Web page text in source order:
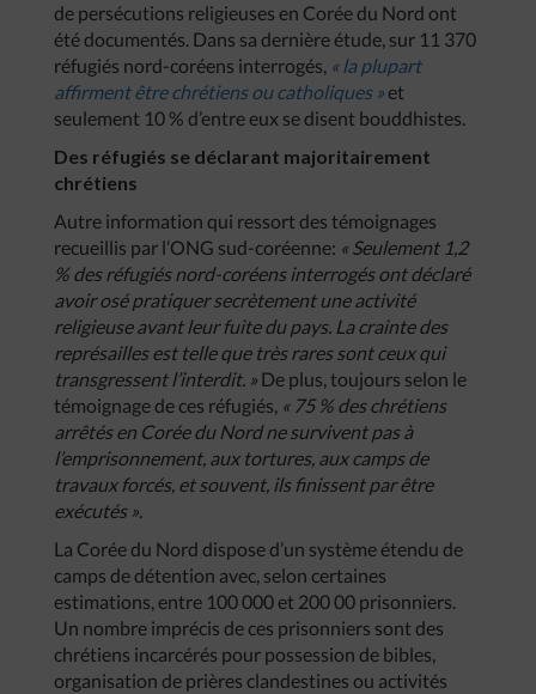
de persécutions religieuses en Corée du Nord ont
été documentés. Dans sa dernière étude, sur 11 370
réfugiés nord-coréens interrogés, « la plupart
affirment être chrétiens ou catholiques » et
seulement 10 % d’entre eux se disent bouddhistes.
Des réfugiés se déclarant majoritairement
chrétiens
Autre information qui ressort des témoignages
recueillis par l’ONG sud-coréenne: « Seulement 1,2
% des réfugiés nord-coréens interrogés ont déclaré
avoir osé pratiquer secrètement une activité
religieuse avant leur fuite du pays. La crainte des
représailles est telle que très rares sont ceux qui
transgressent l’interdit. » De plus, toujours selon le
témoignage de ces réfugiés, « 75 % des chrétiens
arrêtés en Corée du Nord ne survivent pas à
l’emprisonnement, aux tortures, aux camps de
travaux forcés, et souvent, ils finissent par être
exécutés ».
La Corée du Nord dispose d’un système étendu de
camps de détention avec, selon certaines
estimations, entre 100 000 et 200 00 prisonniers.
Un nombre imprécis de ces prisonniers sont des
chrétiens incarcérés pour possession de bibles,
organisation de prières clandestines ou activités